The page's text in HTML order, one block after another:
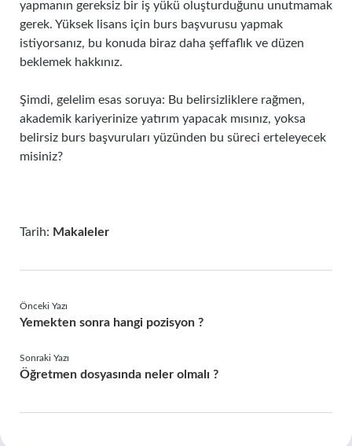
yapmanın gereksiz bir iş yükü oluşturduğunu unutmamak
gerek. Yüksek lisans için burs başvurusu yapmak
istiyorsanız, bu konuda biraz daha şeffaflık ve düzen
beklemek hakkınız.
Şimdi, gelelim esas soruya: Bu belirsizliklere rağmen,
akademik kariyerinize yatırım yapacak mısınız, yoksa
belirsiz burs başvuruları yüzünden bu süreci erteleyecek
misiniz?
Tarih: Makaleler
Önceki Yazı
Yemekten sonra hangi pozisyon ?
Sonraki Yazı
Öğretmen dosyasında neler olmalı ?